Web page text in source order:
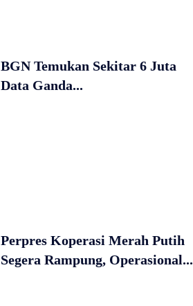
BGN Temukan Sekitar 6 Juta
Data Ganda...
Perpres Koperasi Merah Putih
Segera Rampung, Operasional...